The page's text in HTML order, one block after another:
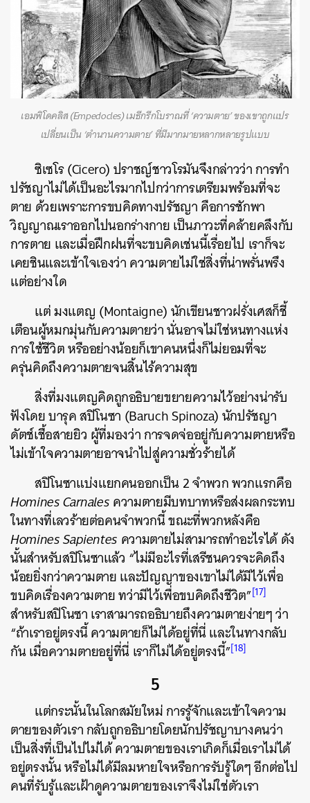
เอมพิโดคลิส (Empedocles) เมธีกรีกโบราณที่ ‘ความตาย’ ของเขาถูกแปร
เปลี่ยนเป็น ‘ตำนานความตาย’ ที่มีมากมายหลากหลายรูปแบบ
ซิเซโร (Cicero) ปราชญ์ชาวโรมันจึงกล่าวว่า การทำ
ปรัชญาไม่ได้เป็นอะไรมากไปกว่าการเตรียมพร้อมที่จะ
ตาย ด้วยเพราะการขบคิดทางปรัชญา คือการชักพา
วิญญาณเราออกไปนอกร่างกาย เป็นภาวะที่คล้ายคลึงกับ
การตาย และเมื่อฝึกฝนที่จะขบคิดเช่นนี้เรื่อยไป เราก็จะ
เคยชินและเข้าใจเองว่า ความตายไม่ใช่สิ่งที่น่าพรั่นพรึง
แต่อย่างใด
แต่ มงแตญ (Montaigne) นักเขียนชาวฝรั่งเศสก็ชี้
เตือนผู้หมกมุ่นกับความตายว่า นั่นอาจไม่ใช่หนทางแห่ง
การใช้ชีวิต หรืออย่างน้อยก็เขาคนหนึ่งก็ไม่ยอมที่จะ
ครุ่นคิดถึงความตายจนสิ้นไร้ความสุข
สิ่งที่มงแตญคิดถูกอธิบายขยายความไว้อย่างน่ารับ
ฟังโดย บารุค สปิโนซา (Baruch Spinoza) นักปรัชญา
ดัตช์เชื้อสายยิว ผู้ที่มองว่า การจดจ่ออยู่กับความตายหรือ
ไม่เข้าใจความตายอาจนำไปสู่ความชั่วร้ายได้
สปิโนซาแบ่งแยกคนออกเป็น 2 จำพวก พวกแรกคือ
HominesCarnalesความตายมีบทบาทหรือส่งผลกระทบ
ในทางที่เลวร้ายต่อคนจำพวกนี้ ขณะที่พวกหลังคือ
HominesSapientes ความตายไม่สามารถทำอะไรได้ ดัง
นั้นสำหรับสปิโนซาแล้ว “ไม่มีอะไรที่เสรีชนควรจะคิดถึง
น้อยยิ่งกว่าความตาย และปัญญาของเขาไม่ได้มีไว้เพื่อ
ขบคิดเรื่องความตาย ทว่ามีไว้เพื่อขบคิดถึงชีวิต”[17]
สำหรับสปิโนซา เราสามารถอธิบายถึงความตายง่ายๆ ว่า
“ถ้าเราอยู่ตรงนี้ ความตายก็ไม่ได้อยู่ที่นี่ และในทางกลับ
กัน เมื่อความตายอยู่ที่นี่ เราก็ไม่ได้อยู่ตรงนี้”[18]
5
แต่กระนั้นในโลกสมัยใหม่ การรู้จักและเข้าใจความ
ตายของตัวเรา กลับถูกอธิบายโดยนักปรัชญาบางคนว่า
เป็นสิ่งที่เป็นไปไม่ได้ ความตายของเราเกิดก็เมื่อเราไม่ได้
อยู่ตรงนั้น หรือไม่ได้มีลมหายใจหรือการรับรู้ใดๆ อีกต่อไป
คนที่รับรู้และเฝ้าดูความตายของเราจึงไม่ใช่ตัวเรา